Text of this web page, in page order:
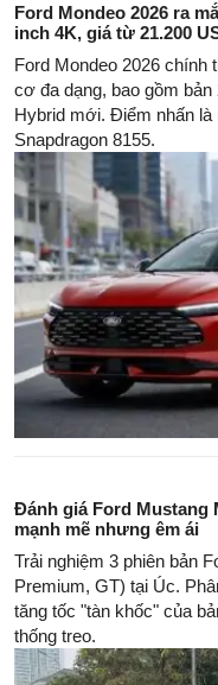
Ford Mondeo 2026 ra
inch 4K, giá từ 21.200
Ford Mondeo 2026 chính
cơ đa dạng, bao gồm
Hybrid mới. Điểm nhấn là
Snapdragon 8155.
Đánh giá Ford Mustang
mạnh mẽ nhưng êm ái
Trải nghiệm 3 phiên bản
Premium, GT) tại Úc.
tăng tốc "tàn khốc" của
thống treo.